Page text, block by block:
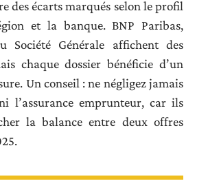
des écarts marqués selon le profil
et la banque. BNP Paribas,
Société Générale affichent des
chaque dossier bénéficie d’un
Un conseil : ne négligez jamais
l’assurance emprunteur, car ils
la balance entre deux offres